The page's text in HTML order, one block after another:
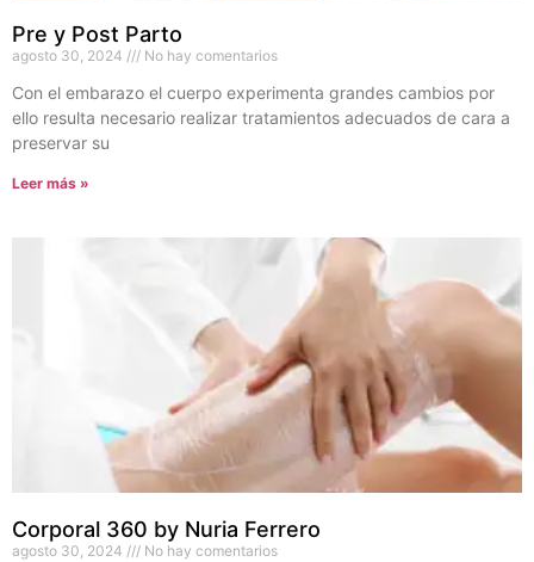
Pre y Post Parto
agosto 30, 2024 No hay comentarios
Con el embarazo el cuerpo experimenta grandes cambios por
ello resulta necesario realizar tratamientos adecuados de cara a
preservar su
Leer más »
Corporal 360 by Nuria Ferrero
agosto 30, 2024 No hay comentarios